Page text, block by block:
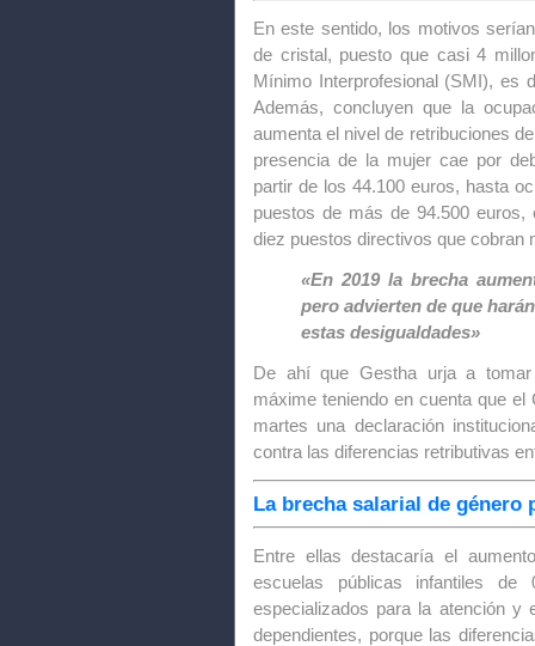
En este sentido, los motivos
de cristal, puesto que casi 4
Mínimo Interprofesional (SMI), es
Además, concluyen que la
aumenta el nivel de retribuciones
presencia de la mujer cae por
partir de los 44.100 euros, hasta
puestos de más de 94.500
diez puestos directivos que cobran
«En 2019 la brecha
pero advierten de que
estas desigualdades»
De ahí que Gestha urja a
máxime teniendo en cuenta que
martes una declaración
contra las diferencias retributivas
La brecha salarial de género
Entre ellas destacaría el
escuelas públicas infantiles
especializados para la atención y
dependientes, porque las